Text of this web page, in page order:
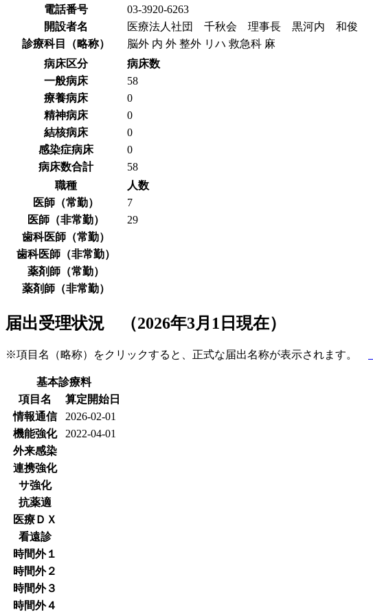
電話番号
03-3920-6263
開設者名
医療法人社団 千秋会 理事長 黒河内 和俊
診療科目（略称）
脳外 内 外 整外 リハ 救急科 麻
病床区分
病床数
一般病床
58
療養病床
0
精神病床
0
結核病床
0
感染症病床
0
病床数合計
58
職種
人数
医師（常勤）
7
医師（非常勤）
29
歯科医師（常勤）
歯科医師（非常勤）
薬剤師（常勤）
薬剤師（非常勤）
届出受理状況 （2026年3月1日現在）
※項目名（略称）をクリックすると、正式な届出名称が表示されます。
基本診療料
項目名
算定開始日
情報通信
2026-02-01
機能強化
2022-04-01
外来感染
連携強化
サ強化
抗薬適
医療ＤＸ
看遠診
時間外１
時間外２
時間外３
時間外４